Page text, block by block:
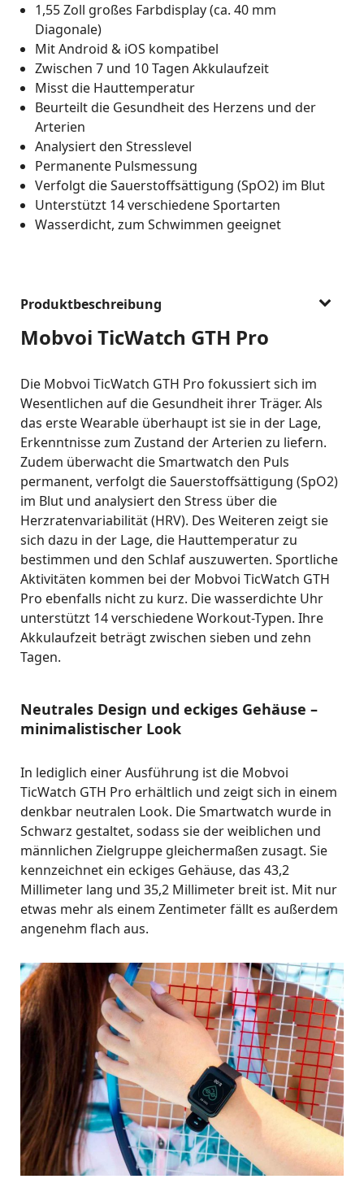
1,55 Zoll großes Farbdisplay (ca. 40 mm
Diagonale)
Mit Android & iOS kompatibel
Zwischen 7 und 10 Tagen Akkulaufzeit
Misst die Hauttemperatur
Beurteilt die Gesundheit des Herzens und der
Arterien
Analysiert den Stresslevel
Permanente Pulsmessung
Verfolgt die Sauerstoffsättigung (SpO2) im Blut
Unterstützt 14 verschiedene Sportarten
Wasserdicht, zum Schwimmen geeignet
Produktbeschreibung
Mobvoi TicWatch GTH Pro
Die Mobvoi TicWatch GTH Pro fokussiert sich im
Wesentlichen auf die Gesundheit ihrer Träger. Als
das erste Wearable überhaupt ist sie in der Lage,
Erkenntnisse zum Zustand der Arterien zu liefern.
Zudem überwacht die Smartwatch den Puls
permanent, verfolgt die Sauerstoffsättigung (SpO2)
im Blut und analysiert den Stress über die
Herzratenvariabilität (HRV). Des Weiteren zeigt sie
sich dazu in der Lage, die Hauttemperatur zu
bestimmen und den Schlaf auszuwerten. Sportliche
Aktivitäten kommen bei der Mobvoi TicWatch GTH
Pro ebenfalls nicht zu kurz. Die wasserdichte Uhr
unterstützt 14 verschiedene Workout-Typen. Ihre
Akkulaufzeit beträgt zwischen sieben und zehn
Tagen.
Neutrales Design und eckiges Gehäuse –
minimalistischer Look
In lediglich einer Ausführung ist die Mobvoi
TicWatch GTH Pro erhältlich und zeigt sich in einem
denkbar neutralen Look. Die Smartwatch wurde in
Schwarz gestaltet, sodass sie der weiblichen und
männlichen Zielgruppe gleichermaßen zusagt. Sie
kennzeichnet ein eckiges Gehäuse, das 43,2
Millimeter lang und 35,2 Millimeter breit ist. Mit nur
etwas mehr als einem Zentimeter fällt es außerdem
angenehm flach aus.